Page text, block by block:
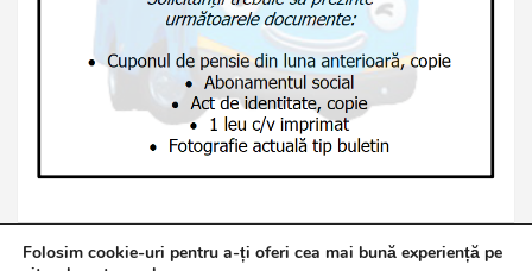
Folosim cookie-uri pentru a-ți oferi cea mai bună experiență pe